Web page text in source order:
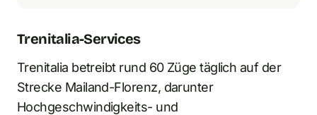
Trenitalia-Services
Trenitalia betreibt rund 60 Züge täglich auf der
Strecke Mailand-Florenz, darunter
Hochgeschwindigkeits- und